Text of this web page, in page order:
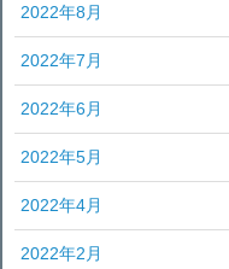
2022年8月
2022年7月
2022年6月
2022年5月
2022年4月
2022年2月